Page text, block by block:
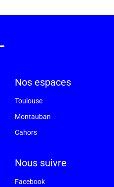
Nos espaces
Toulouse
Montauban
Cahors
Nous suivre
Facebook